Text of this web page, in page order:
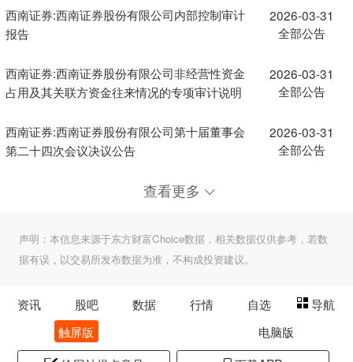
西南证券:西南证券股份有限公司内部控制审计
报告
2026-03-31
全部公告
西南证券:西南证券股份有限公司非经营性资金
占用及其关联方资金往来情况的专项审计说明
2026-03-31
全部公告
西南证券:西南证券股份有限公司第十届董事会
第二十四次会议决议公告
2026-03-31
全部公告
查看更多
声明：本信息来源于东方财富Choice数据，相关数据仅供参考，若数
据有误，以交易所发布数据为准，不构成投资建议。
资讯 股吧 数据 行情 自选
导航
触屏版
电脑版